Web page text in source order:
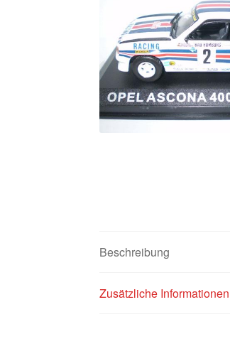
Beschreibung
Zusätzliche Informationen